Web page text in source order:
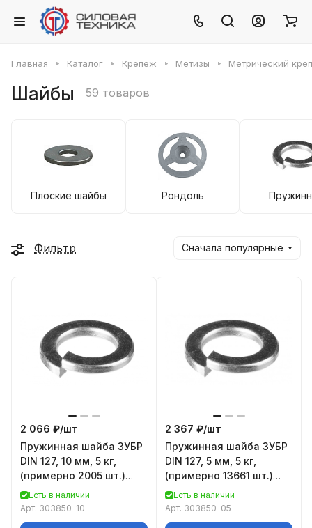
Главная Каталог Крепеж Метизы Метрический
Шайбы 59 товаров
Плоские шайбы Рондоль
Фильтр Сначала популярные
2 066 ₽/шт
Пружинная шайба ЗУБР
DIN 127, 10 мм, 5 кг,
(примерно 2005 шт.)
оцинкованная 303850-
10
Есть в наличии
Арт. 303850-10
2 367 ₽/шт
Пружинная шайба ЗУБР
DIN 127, 5 мм, 5 кг,
(примерно 13661 шт.)
оцинкованная 303850-
05
Есть в наличии
Арт. 303850-05